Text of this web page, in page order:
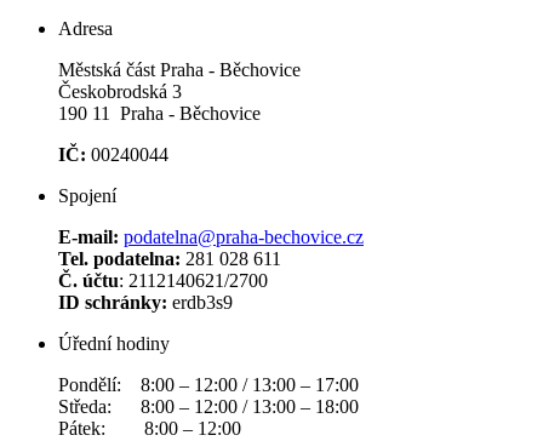
Adresa
Městská část Praha - Běchovice
Českobrodská 3
190 11 Praha - Běchovice
IČ: 00240044
Spojení
E-mail: podatelna@praha-bechovice.cz
Tel. podatelna: 281 028 611
Č. účtu: 2112140621/2700
ID schránky: erdb3s9
Úřední hodiny
Pondělí: 8:00 – 12:00 / 13:00 – 17:00
Středa: 8:00 – 12:00 / 13:00 – 18:00
Pátek: 8:00 – 12:00